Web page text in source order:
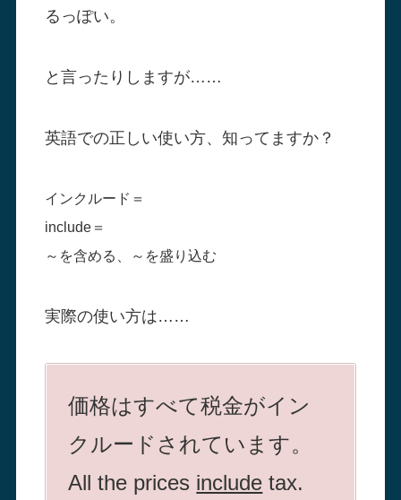
るっぽい。
と言ったりしますが……
英語での正しい使い方、知ってますか？
インクルード＝
include＝
～を含める、～を盛り込む
実際の使い方は……
価格はすべて税金がイン
クルードされています。
All the prices include tax.